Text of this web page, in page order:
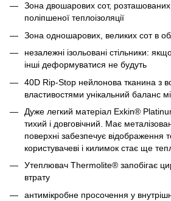
Зона двошарових сот, розташованих
поліпшеної теплоізоляції
Зона одношарових, великих сот в
незалежні ізольовані стільники:
інші деформуватися не будуть
40D Rip-Stop нейлонова тканина з
властивостями унікальний баланс
Дуже легкий матеріал Exkin®
тихий і довговічний. Має
поверхні забезпечує відображення
користувачеві і килимок стає ще
Утеплювач Thermolite® запобігає
втрату
антимікробне просочення у